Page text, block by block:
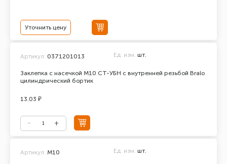
Уточнить цену
Заклепка с насечкой М10 СТ-УБН с внутренней резьбой Bralo
цилиндрический бортик
Артикул: 0371201013 Ед. изм. шт.
13.03 ₽
Артикул: М10 Ед. изм. шт.